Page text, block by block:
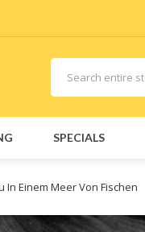
SPECIALS
In Einem Meer Von Fischen